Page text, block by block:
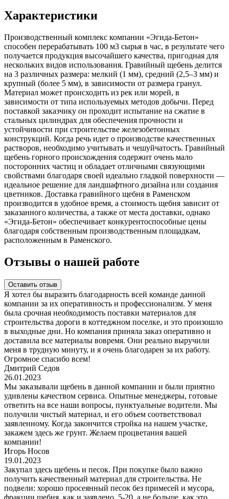
Характеристики
Производственный комплекс компании «Эгида-Бетон»
способен перерабатывать 100 м3 сырья в час, в результате чего
получается продукция высочайшего качества, пригодная для
нескольких видов использования. Гравийный щебень делится
на 3 различных размера: мелкий (1 мм), средний (2,5–3 мм) и
крупный (более 5 мм), в зависимости от размера гранул.
Материал может происходить из рек или морей, в
зависимости от типа используемых методов добычи. Перед
поставкой заказчику он проходит испытание на сжатие в
стальных цилиндрах для обеспечения прочности и
устойчивости при строительстве железобетонных
конструкций. Когда речь идет о производстве качественных
растворов, необходимо учитывать и чешуйчатость. Гравийный
щебень горного происхождения содержит очень мало
посторонних частиц и обладает отличными связующими
свойствами благодаря своей идеально гладкой поверхности —
идеальное решение для ландшафтного дизайна или создания
цветников. Доставка гравийного щебня в Раменском
производится в удобное время, а стоимость щебня зависит от
заказанного количества, а также от места доставки, однако
«Эгида-Бетон» обеспечивает конкурентоспособные цены
благодаря собственным производственным площадкам,
расположенным в Раменского.
Отзывы о нашей работе
Оставить отзыв
Я хотел бы выразить благодарность всей команде данной
компании за их оперативность и профессионализм. У меня
была срочная необходимость поставки материалов для
строительства дороги в коттеджном поселке, и это произошло
в выходные дни. Но компания приняла заказ оперативно и
доставила все материалы вовремя. Они реально выручили
меня в трудную минуту, и я очень благодарен за их работу.
Огромное спасибо всем!
Дмитрий Седов
26.01.2023
Мы заказывали щебень в данной компании и были приятно
удивлены качеством сервиса. Опытные менеджеры, готовые
ответить на все наши вопросы, пунктуальные водители. Мы
получили чистый материал, и его объем соответствовал
заявленному. Когда закончится стройка на нашем участке,
закажем здесь же грунт. Желаем процветания вашей
компании!
Игорь Носов
19.01.2023
Закупал здесь щебень и песок. При покупке было важно
получить качественный материал для строительства. Не
подвели: хорошо просеянный песок без примесей и мусора,
фракции щебня, как и заявлено, 5-20, а не больше, как это